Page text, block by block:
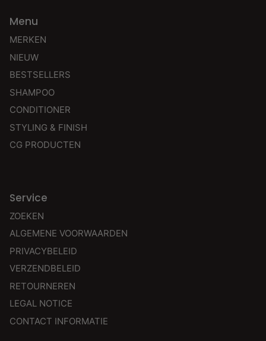
Menu
MERKEN
NIEUW
BESTSELLERS
SHAMPOO
CONDITIONER
STYLING & FINISH
CG PRODUCTEN
Service
ZOEKEN
ALGEMENE VOORWAARDEN
PRIVACYBELEID
VERZENDBELEID
RETOURNEREN
LEGAL NOTICE
CONTACT INFORMATIE